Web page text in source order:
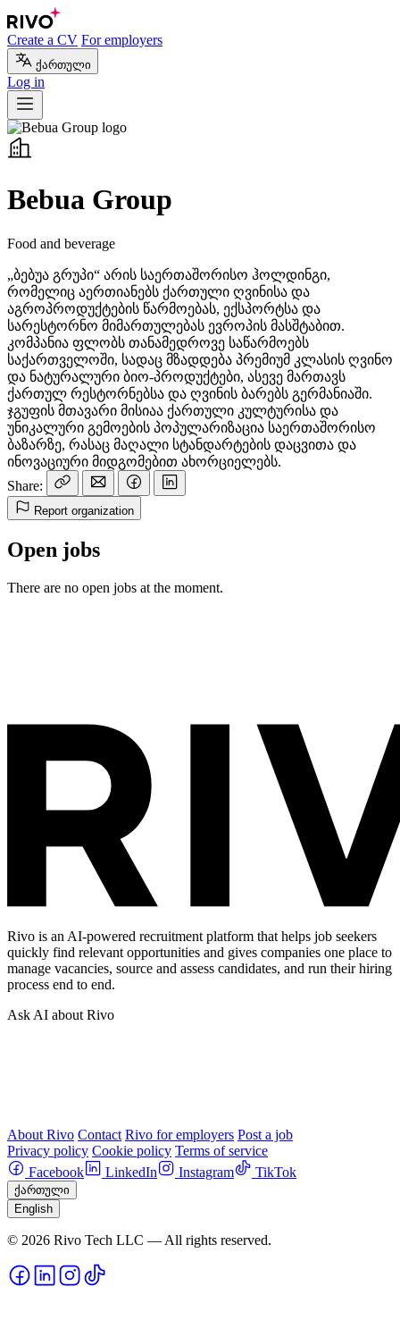
Create a CV For employers
ქართული
Log in
Bebua Group
Food and beverage
„ბებუა გრუპი“ არის საერთაშორისო ჰოლდინგი,
რომელიც აერთიანებს ქართული ღვინისა და
აგროპროდუქტების წარმოებას, ექსპორტსა და
სარესტორნო მიმართულებას ევროპის მასშტაბით.
კომპანია ფლობს თანამედროვე საწარმოებს
საქართველოში, სადაც მზადდება პრემიუმ კლასის ღვინო
და ნატურალური ბიო-პროდუქტები, ასევე მართავს
ქართულ რესტორნებსა და ღვინის ბარებს გერმანიაში.
ჯგუფის მთავარი მისიაა ქართული კულტურისა და
უნიკალური გემოების პოპულარიზაცია საერთაშორისო
ბაზარზე, რასაც მაღალი სტანდარტების დაცვითა და
ინოვაციური მიდგომებით ახორციელებს.
Share:
Report organization
Open jobs
There are no open jobs at the moment.
Rivo is an AI-powered recruitment platform that helps job seekers
quickly find relevant opportunities and gives companies one place to
manage vacancies, source and assess candidates, and run their hiring
process end to end.
Ask AI about Rivo
About Rivo Contact Rivo for employers Post a job
Privacy policy Cookie policy Terms of service
Facebook
LinkedIn Instagram TikTok
ქართული
English
© 2026 Rivo Tech LLC — All rights reserved.